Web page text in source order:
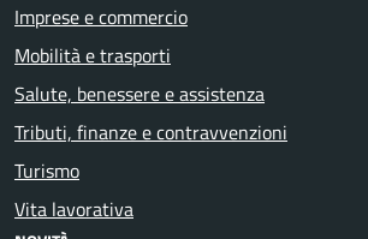
Imprese e commercio
Mobilità e trasporti
Salute, benessere e assistenza
Tributi, finanze e contravvenzioni
Turismo
Vita lavorativa